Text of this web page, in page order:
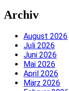
Archiv
August 2026
Juli 2026
Juni 2026
Mai 2026
April 2026
März 2026